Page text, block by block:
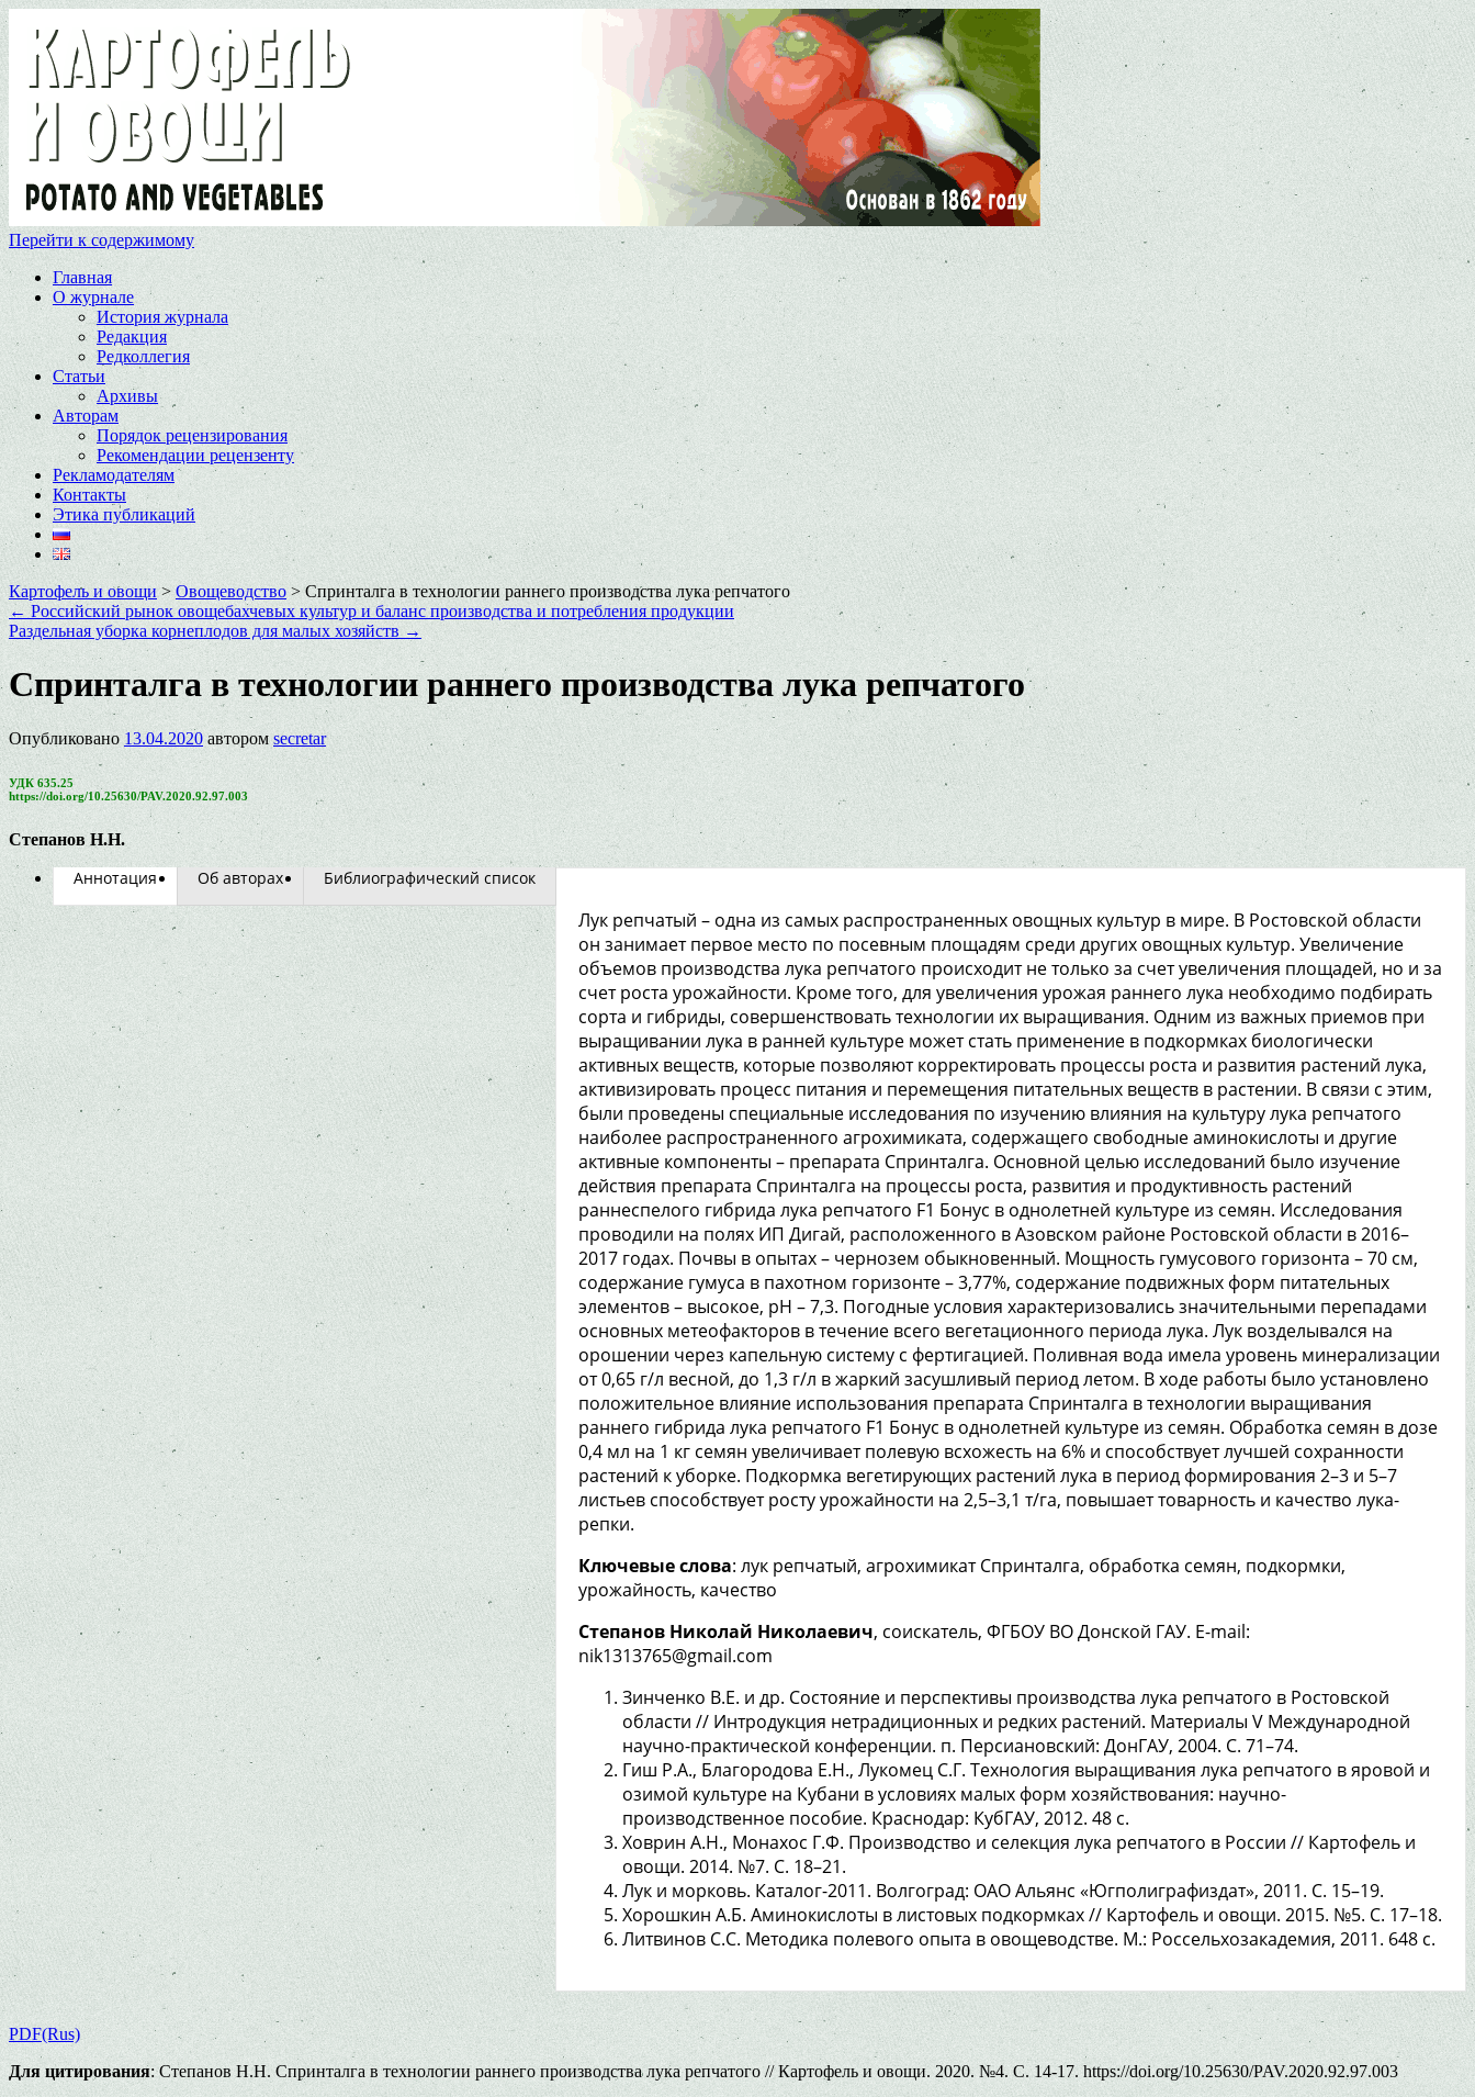
Перейти к содержимому
Главная
О журнале
История журнала
Редакция
Редколлегия
Статьи
Архивы
Авторам
Порядок рецензирования
Рекомендации рецензенту
Рекламодателям
Контакты
Этика публикаций
Картофель и овощи > Овощеводство >Спринталга в технологии раннего производства лука репчатого
← Российский рынок овощебахчевых культур и баланс производства и потребления продукции
Раздельная уборка корнеплодов для малых хозяйств →
Спринталга в технологии раннего производства лука репчатого
Опубликовано 13.04.2020 автором secretar
УДК 635.25
https://doi.org/10.25630/PAV.2020.92.97.003
Степанов Н.Н.
Аннотация Об авторах Библиографический список
Лук репчатый – одна из самых распространенных овощных культур в мире. В Ростовской области
он занимает первое место по посевным площадям среди других овощных культур. Увеличение
объемов производства лука репчатого происходит не только за счет увеличения площадей, но и за
счет роста урожайности. Кроме того, для увеличения урожая раннего лука необходимо подбирать
сорта и гибриды, совершенствовать технологии их выращивания. Одним из важных приемов при
выращивании лука в ранней культуре может стать применение в подкормках биологически
активных веществ, которые позволяют корректировать процессы роста и развития растений лука,
активизировать процесс питания и перемещения питательных веществ в растении. В связи с этим,
были проведены специальные исследования по изучению влияния на культуру лука репчатого
наиболее распространенного агрохимиката, содержащего свободные аминокислоты и другие
активные компоненты – препарата Спринталга. Основной целью исследований было изучение
действия препарата Спринталга на процессы роста, развития и продуктивность растений
раннеспелого гибрида лука репчатого F1 Бонус в однолетней культуре из семян. Исследования
проводили на полях ИП Дигай, расположенного в Азовском районе Ростовской области в 2016–
2017 годах. Почвы в опытах – чернозем обыкновенный. Мощность гумусового горизонта – 70 см,
содержание гумуса в пахотном горизонте – 3,77%, содержание подвижных форм питательных
элементов – высокое, рН – 7,3. Погодные условия характеризовались значительными перепадами
основных метеофакторов в течение всего вегетационного периода лука. Лук возделывался на
орошении через капельную систему с фертигацией. Поливная вода имела уровень минерализации
от 0,65 г/л весной, до 1,3 г/л в жаркий засушливый период летом. В ходе работы было установлено
положительное влияние использования препарата Спринталга в технологии выращивания
раннего гибрида лука репчатого F1 Бонус в однолетней культуре из семян. Обработка семян в дозе
0,4 мл на 1 кг семян увеличивает полевую всхожесть на 6% и способствует лучшей сохранности
растений к уборке. Подкормка вегетирующих растений лука в период формирования 2–3 и 5–7
листьев способствует росту урожайности на 2,5–3,1 т/га, повышает товарность и качество лука-
репки.
Ключевые слова: лук репчатый, агрохимикат Спринталга, обработка семян, подкормки,
урожайность, качество
Степанов Николай Николаевич, соискатель, ФГБОУ ВО Донской ГАУ. E-mail:
nik1313765@gmail.com
Зинченко В.Е. и др. Состояние и перспективы производства лука репчатого в Ростовской
области // Интродукция нетрадиционных и редких растений. Материалы V Международной
научно-практической конференции. п. Персиановский: ДонГАУ, 2004. С. 71–74.
Гиш Р.А., Благородова Е.Н., Лукомец С.Г. Технология выращивания лука репчатого в яровой и
озимой культуре на Кубани в условиях малых форм хозяйствования: научно-
производственное пособие. Краснодар: КубГАУ, 2012. 48 с.
Ховрин А.Н., Монахос Г.Ф. Производство и селекция лука репчатого в России // Картофель и
овощи. 2014. №7. С. 18–21.
Лук и морковь. Каталог-2011. Волгоград: ОАО Альянс «Югполиграфиздат», 2011. С. 15–19.
Хорошкин А.Б. Аминокислоты в листовых подкормках // Картофель и овощи. 2015. №5. С. 17–18.
Литвинов С.С. Методика полевого опыта в овощеводстве. М.: Россельхозакадемия, 2011. 648 с.
PDF(Rus)
Для цитирования: Степанов Н.Н. Спринталга в технологии раннего производства лука репчатого // Картофель и овощи. 2020. №4. С. 14-17. https://doi.org/10.25630/PAV.2020.92.97.003